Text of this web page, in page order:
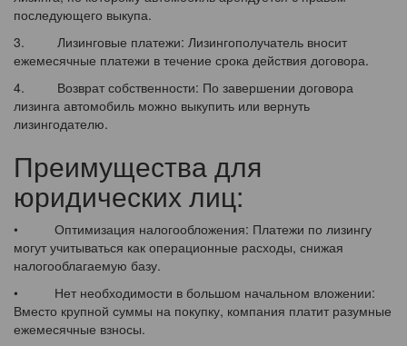
последующего выкупа.
3. Лизинговые платежи: Лизингополучатель вносит
ежемесячные платежи в течение срока действия договора.
4. Возврат собственности: По завершении договора
лизинга автомобиль можно выкупить или вернуть
лизингодателю.
Преимущества для
юридических лиц:
• Оптимизация налогообложения: Платежи по лизингу
могут учитываться как операционные расходы, снижая
налогооблагаемую базу.
• Нет необходимости в большом начальном вложении:
Вместо крупной суммы на покупку, компания платит разумные
ежемесячные взносы.